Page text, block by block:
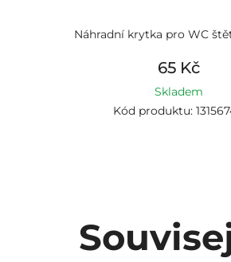
Náhradní krytka pro WC
65 Kč
Skladem
Kód produktu: